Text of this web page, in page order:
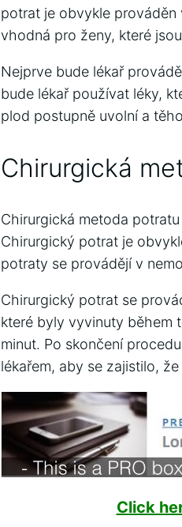
potrat je obvykle prováděn
vhodná pro ženy, které jsou
Nejprve bude lékař
bude lékař používat léky,
plod postupně uvolní a
Chirurgická
Chirurgická metoda
Chirurgický potrat je
potraty se provádějí v
Chirurgický potrat se
které byly vyvinuty během
minut. Po skončení
lékařem, aby se zajistilo,
Click